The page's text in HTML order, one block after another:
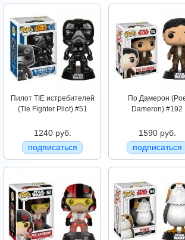
Пилот TIE истребителей
(Tie Fighter Pilot) #51
1240 руб.
подписаться
По Дамерон
Dameron) #192
1590 руб.
подписаться